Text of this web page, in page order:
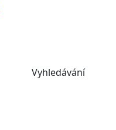
Vyhledávání